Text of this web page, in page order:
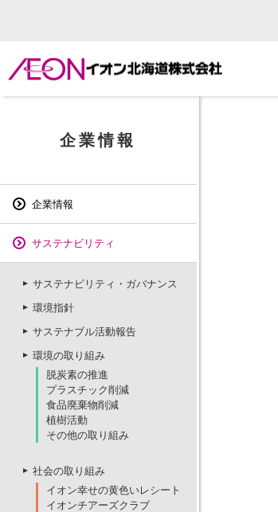
企業情報
企業情報
サステナビリティ
サステナビリティ・ガバナンス
環境指針
サステナブル活動報告
環境の取り組み
脱炭素の推進
プラスチック削減
食品廃棄物削減
植樹活動
その他の取り組み
社会の取り組み
イオン幸せの黄色いレシート
イオンチアーズクラブ